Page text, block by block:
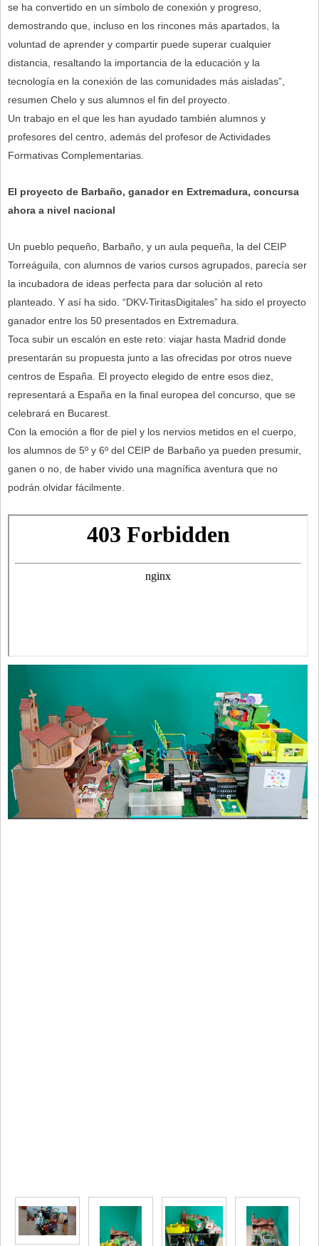
se ha convertido en un símbolo de conexión y progreso,
demostrando que, incluso en los rincones más apartados, la
voluntad de aprender y compartir puede superar cualquier
distancia, resaltando la importancia de la educación y la
tecnología en la conexión de las comunidades más aisladas”,
resumen Chelo y sus alumnos el fin del proyecto.
Un trabajo en el que les han ayudado también alumnos y
profesores del centro, además del profesor de Actividades
Formativas Complementarias.
El proyecto de Barbaño, ganador en Extremadura, concursa
ahora a nivel nacional
Un pueblo pequeño, Barbaño, y un aula pequeña, la del CEIP
Torreáguila, con alumnos de varios cursos agrupados, parecía ser
la incubadora de ideas perfecta para dar solución al reto
planteado. Y así ha sido. “DKV-TiritasDigitales” ha sido el proyecto
ganador entre los 50 presentados en Extremadura.
Toca subir un escalón en este reto: viajar hasta Madrid donde
presentarán su propuesta junto a las ofrecidas por otros nueve
centros de España. El proyecto elegido de entre esos diez,
representará a España en la final europea del concurso, que se
celebrará en Bucarest.
Con la emoción a flor de piel y los nervios metidos en el cuerpo,
los alumnos de 5º y 6º del CEIP de Barbaño ya pueden presumir,
ganen o no, de haber vivido una magnífica aventura que no
podrán olvidar fácilmente.